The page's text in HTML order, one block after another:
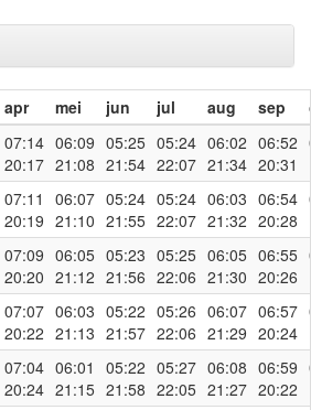
apr mei jun jul aug sep
07:14
20:17
06:09
21:08
05:25
21:54
05:24
22:07
06:02
21:34
06:52
20:31
07:11
20:19
06:07
21:10
05:24
21:55
05:24
22:07
06:03
21:32
06:54
20:28
07:09
20:20
06:05
21:12
05:23
21:56
05:25
22:06
06:05
21:30
06:55
20:26
07:07
20:22
06:03
21:13
05:22
21:57
05:26
22:06
06:07
21:29
06:57
20:24
07:04
20:24
06:01
21:15
05:22
21:58
05:27
22:05
06:08
21:27
06:59
20:22